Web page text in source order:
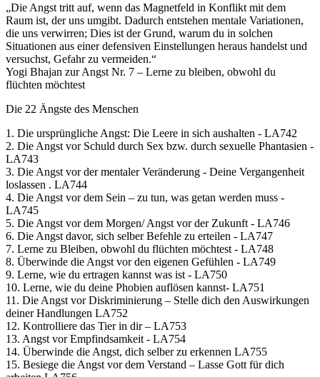
„Die Angst tritt auf, wenn das Magnetfeld in Konflikt mit dem
Raum ist, der uns umgibt. Dadurch entstehen mentale Variationen,
die uns verwirren; Dies ist der Grund, warum du in solchen
Situationen aus einer defensiven Einstellungen heraus handelst und
versuchst, Gefahr zu vermeiden.“
Yogi Bhajan zur Angst Nr. 7 – Lerne zu bleiben, obwohl du
flüchten möchtest
Die 22 Ängste des Menschen
1. Die ursprüngliche Angst: Die Leere in sich aushalten - LA742
2. Die Angst vor Schuld durch Sex bzw. durch sexuelle Phantasien -
LA743
3. Die Angst vor der mentaler Veränderung - Deine Vergangenheit
loslassen . LA744
4. Die Angst vor dem Sein – zu tun, was getan werden muss -
LA745
5. Die Angst vor dem Morgen/ Angst vor der Zukunft - LA746
6. Die Angst davor, sich selber Befehle zu erteilen - LA747
7. Lerne zu Bleiben, obwohl du flüchten möchtest - LA748
8. Überwinde die Angst vor den eigenen Gefühlen - LA749
9. Lerne, wie du ertragen kannst was ist - LA750
10. Lerne, wie du deine Phobien auflösen kannst- LA751
11. Die Angst vor Diskriminierung – Stelle dich den Auswirkungen
deiner Handlungen LA752
12. Kontrolliere das Tier in dir – LA753
13. Angst vor Empfindsamkeit - LA754
14. Überwinde die Angst, dich selber zu erkennen LA755
15. Besiege die Angst vor dem Verstand – Lasse Gott für dich